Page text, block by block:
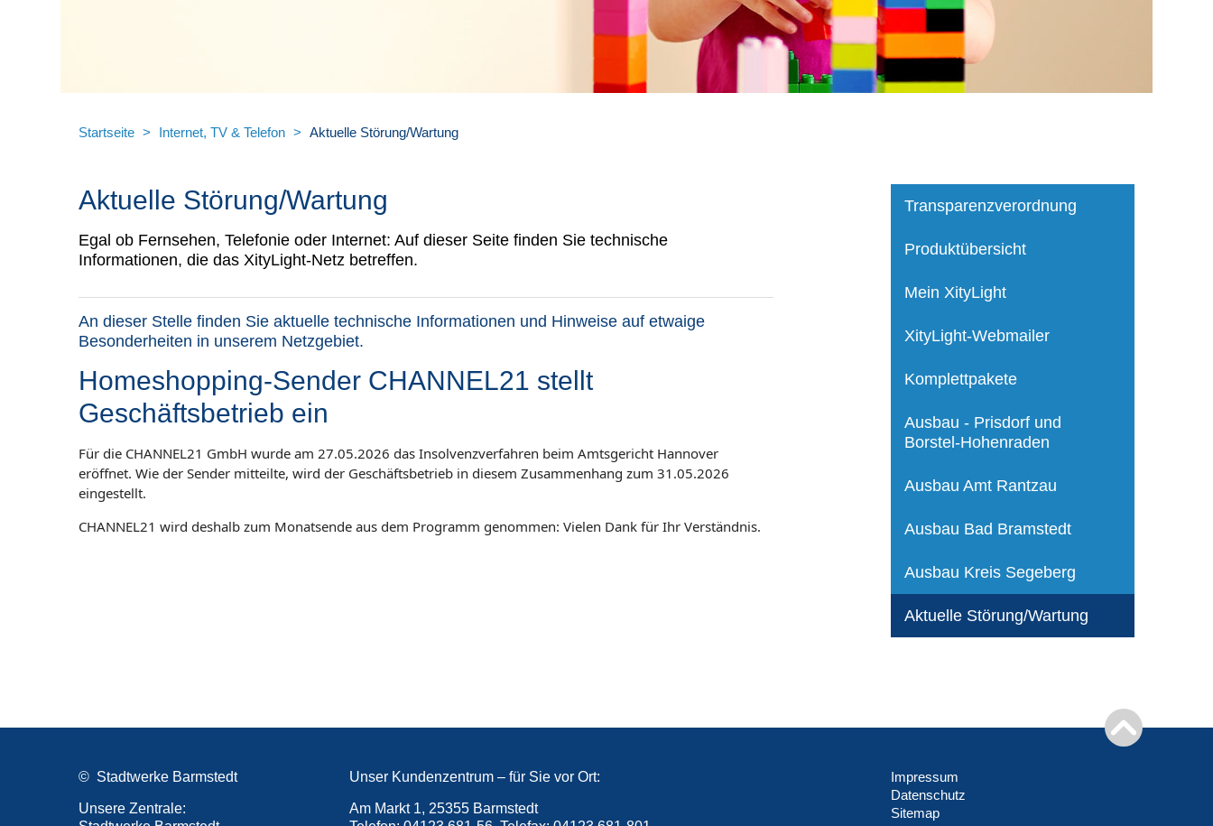
Startseite > Internet, TV & Telefon > Aktuelle Störung/Wartung
Aktuelle Störung/Wartung
Egal ob Fernsehen, Telefonie oder Internet: Auf dieser Seite finden Sie technische
Informationen, die das XityLight-Netz betreffen.
An dieser Stelle finden Sie aktuelle technische Informationen und Hinweise auf etwaige
Besonderheiten in unserem Netzgebiet.
Homeshopping-Sender CHANNEL21 stellt
Geschäftsbetrieb ein
Für die CHANNEL21 GmbH wurde am 27.05.2026 das Insolvenzverfahren beim Amtsgericht Hannover
eröffnet. Wie der Sender mitteilte, wird der Geschäftsbetrieb in diesem Zusammenhang zum 31.05.2026
eingestellt.
CHANNEL21 wird deshalb zum Monatsende aus dem Programm genommen: Vielen Dank für Ihr Verständnis.
Transparenzverordnung
Produktübersicht
Mein XityLight
XityLight-Webmailer
Komplettpakete
Ausbau - Prisdorf und
Borstel-Hohenraden
Ausbau Amt Rantzau
Ausbau Bad Bramstedt
Ausbau Kreis Segeberg
Aktuelle Störung/Wartung
© Stadtwerke Barmstedt
Unsere Zentrale:
Unser Kundenzentrum – für Sie vor Ort:
Am Markt 1, 25355 Barmstedt
Impressum
Datenschutz
Sitemap